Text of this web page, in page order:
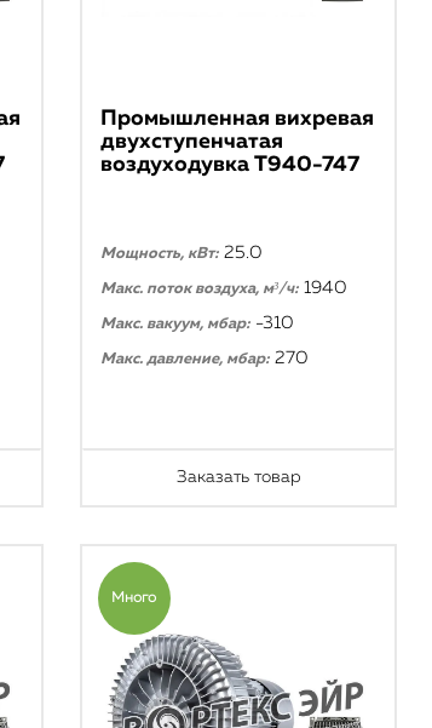
Промышленная вихревая
двухступенчатая
воздуходувка T940-747
Мощность, кВт:25.0
Макс. поток воздуха, м³/ч:1940
Макс. вакуум, мбар:-310
Макс. давление, мбар:270
Заказать товар
Много